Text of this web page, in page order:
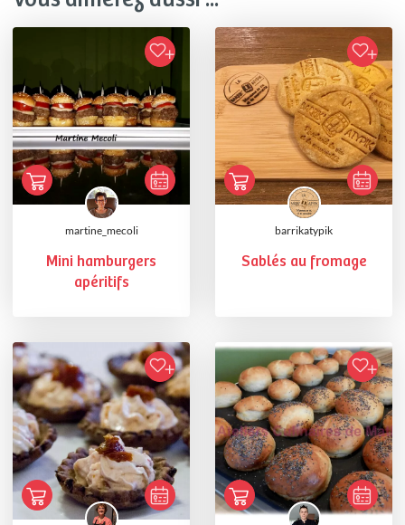
martine_mecoli
Mini hamburgers
apéritifs
barrikatypik
Sablés au fromage